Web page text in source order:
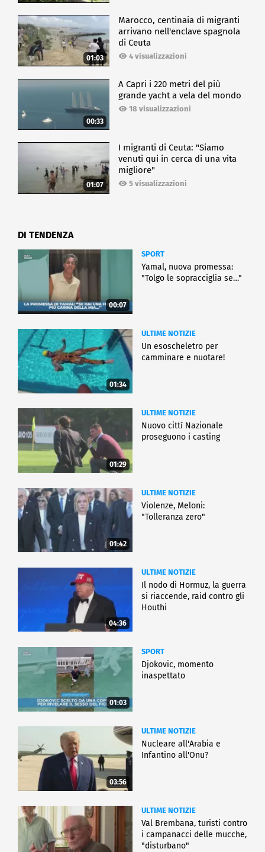
01:03
Marocco, centinaia di migranti
arrivano nell'enclave spagnola
di Ceuta
4 visualizzazioni
00:33
A Capri i 220 metri del più
grande yacht a vela del mondo
18 visualizzazioni
01:07
I migranti di Ceuta: "Siamo
venuti qui in cerca di una vita
migliore"
5 visualizzazioni
DI TENDENZA
00:07
SPORT
Yamal, nuova promessa:
"Tolgo le sopracciglia se…"
01:34
ULTIME NOTIZIE
Un esoscheletro per
camminare e nuotare!
01:29
ULTIME NOTIZIE
Nuovo cittì Nazionale
proseguono i casting
01:42
ULTIME NOTIZIE
Violenze, Meloni:
"Tolleranza zero"
04:36
ULTIME NOTIZIE
Il nodo di Hormuz, la guerra
si riaccende, raid contro gli
Houthi
01:03
SPORT
Djokovic, momento
inaspettato
03:56
ULTIME NOTIZIE
Nucleare all'Arabia e
Infantino all'Onu?
ULTIME NOTIZIE
Val Brembana, turisti contro
i campanacci delle mucche,
"disturbano"